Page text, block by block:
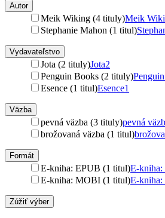
Autor
Meik Wiking (4 tituly)Meik
Stephanie Mahon (1 titul)
Vydavateľstvo
Jota (2 tituly)Jota2
Penguin Books (2 tituly)
Esence (1 titul)Esence1
Väzba
pevná väzba (3 tituly)pevná
brožovaná väzba (1 titul)
Formát
E-kniha: EPUB (1 titul)E-kniha:
E-kniha: MOBI (1 titul)E-
Zúžiť výber